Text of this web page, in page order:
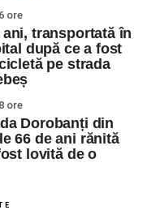
din Sebeș: fermeie
ce a fost lovită de o
ediție a Transylvania
Gârbova
de Pompieri
cu apă și spumă și
pentru acordarea
măsurilor specifice.
pentru efectuarea
exacte în care s-a
aceștia acționează
ore
ani, transportată în
după ce a fost
pe strada
ore
Dorobanți din
66 de ani rănită
lovită de o